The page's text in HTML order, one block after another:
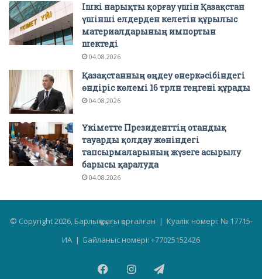
Ішкі нарықты қорғау үшін Қазақстан
үшінші елдерден келетін құрылыс
материалдарының импортын
шектеді
04.08.2026
Қазақстанның өңдеу өнеркәсібіндегі
өндіріс көлемі 16 трлн теңгені құрады
04.08.2026
Үкіметте Президенттің отандық
тауарды қолдау жөніндегі
тапсырмаларының жүзеге асырылу
барысы қаралуда
04.08.2026
© Copyright 2026, Барлық құқығы қорғалған | Куәлік номері: № 17715-
ИА | Байланыс номері: +77025152426
FacebookInstagramTelegram